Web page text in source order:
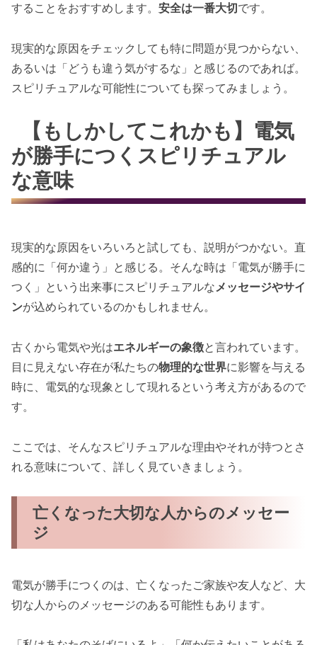
することをおすすめします。 安全は一番大切です。
現実的な原因をチェックしても特に問題が見つからない、
あるいは「どうも違う気がするな」と感じるのであれば。
スピリチュアルな可能性についても探ってみましょう。
【もしかしてこれかも】電気
が勝手につくスピリチュアル
な意味
現実的な原因をいろいろと試しても、説明がつかない。直
感的に「何か違う」と感じる。そんな時は「電気が勝手に
つく」という出来事にスピリチュアルなメッセージやサイ
ンが込められているのかもしれません。
古くから電気や光はエネルギーの象徴と言われています。
目に見えない存在が私たちの物理的な世界に影響を与える
時に、電気的な現象として現れるという考え方があるので
す。
ここでは、そんなスピリチュアルな理由やそれが持つとさ
れる意味について、詳しく見ていきましょう。
亡くなった大切な人からのメッセー
ジ
電気が勝手につくのは、亡くなったご家族や友人など、大
切な人からのメッセージのある可能性もあります。